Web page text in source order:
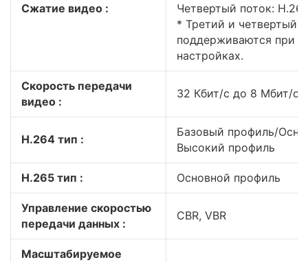
Сжатие видео :
Четвертый поток:
* Третий и четвертый
поддерживаются при
настройках.
Скорость передачи
видео :
32 Кбит/с до 8 Мбит/с
H.264 тип :
Базовый профиль/
Высокий профиль
H.265 тип : Основной профиль
Управление скоростью
передачи данных :
CBR, VBR
Масштабируемое